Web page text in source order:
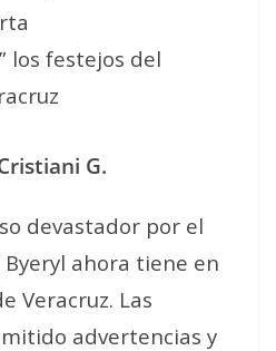
los festejos del
G.
devastador por el
ahora tiene en
Veracruz. Las
advertencias y